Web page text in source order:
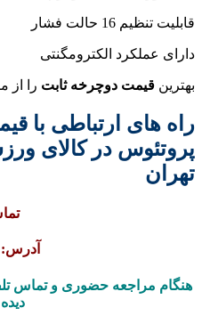
قابلیت تنظیم 16 حالت فشار
دارای عملکرد الکترومگنتی
بهترینقیمت دوچرخه ثابترا از
راه های ارتباطی با
پروتئوس در کالای
تهران
آدرس:
هنگام مراجعه حضوری و تماس